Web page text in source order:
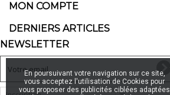
MON COMPTE
DERNIERS ARTICLES
NEWSLETTER
En poursuivant votre navigation sur ce site,
vous acceptez l'utilisation de Cookies pour
vous proposer des publicités ciblées adaptées